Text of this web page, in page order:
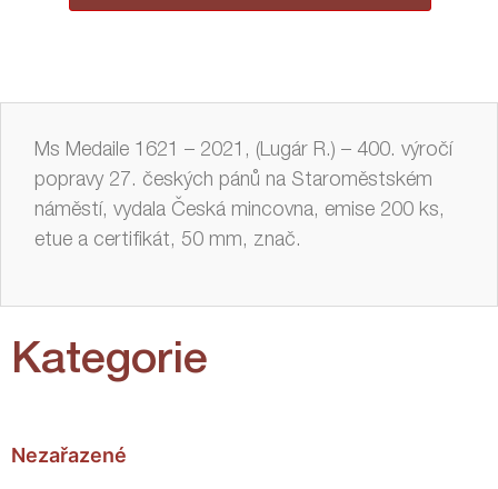
Kategorie
Nezařazené
Ms Medaile 1621 – 2021, (Lugár R.) – 400. výročí
popravy 27. českých pánů na Staroměstském
náměstí, vydala Česká mincovna, emise 200 ks,
etue a certifikát, 50 mm, znač.